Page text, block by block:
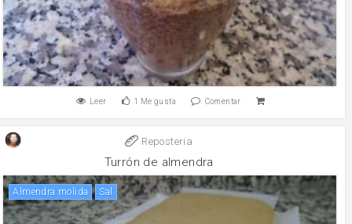
Leer 1 Me gusta Comentar
Reposteria
Turrón de almendra
Almendra molida sal